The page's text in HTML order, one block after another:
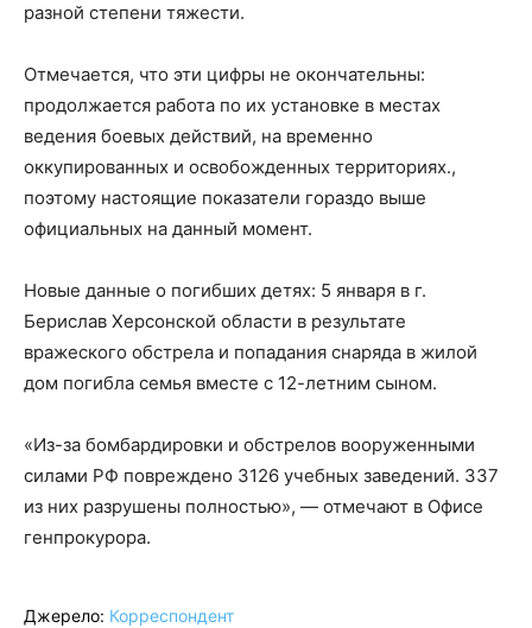
разной степени тяжести.
Отмечается, что эти цифры не окончательны:
продолжается работа по их установке в местах
ведения боевых действий, на временно
оккупированных и освобожденных территориях.,
поэтому настоящие показатели гораздо выше
официальных на данный момент.
Новые данные о погибших детях: 5 января в г.
Берислав Херсонской области в результате
вражеского обстрела и попадания снаряда в жилой
дом погибла семья вместе с 12-летним сыном.
«Из-за бомбардировки и обстрелов вооруженными
силами РФ повреждено 3126 учебных заведений. 337
из них разрушены полностью», — отмечают в Офисе
генпрокурора.
Джерело: Корреспондент